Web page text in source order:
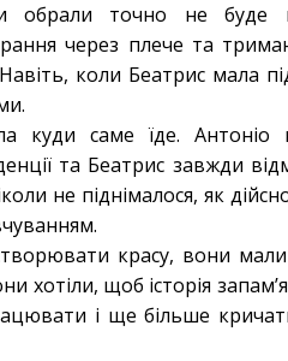
точно не буде
через плече та
коли Беатрис мала
куди саме їде. Антоніо
та Беатрис завжди
не піднімалося, як
красу, вони
щоб історія
і ще більше